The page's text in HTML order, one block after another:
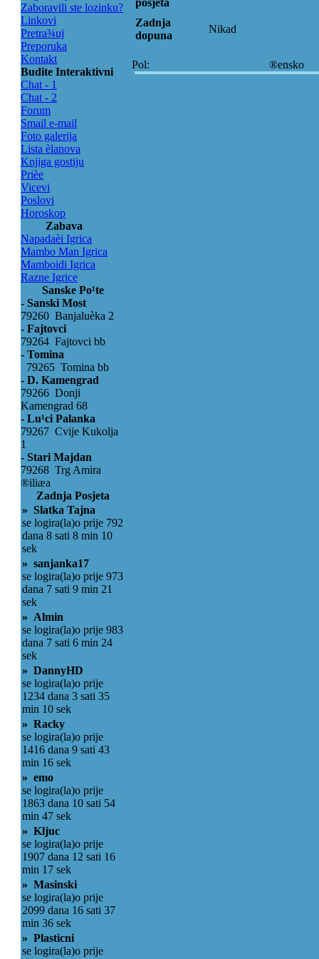
Zaboravili ste lozinku?
Linkovi
Pretra¾uj
Preporuka
Kontakt
Budite Interaktivni
Chat - 1
Chat - 2
Forum
Smail e-mail
Foto galerija
Lista èlanova
Knjiga gostiju
Prièe
Vicevi
Poslovi
Horoskop
Zabava
Napadaèi Igrica
Mambo Man Igrica
Mamboidi Igrica
Razne Igrice
Sanske Po¹te
- Sanski Most
79260 Banjaluèka 2
- Fajtovci
79264 Fajtovci bb
- Tomina
79265 Tomina bb
- D. Kamengrad
79266 Donji
Kamengrad 68
- Lu¹ci Palanka
79267 Cvije Kukolja
1
- Stari Majdan
79268 Trg Amira
®iliæa
Zadnja Posjeta
» Slatka Tajna
se logira(la)o prije 792
dana 8 sati 8 min 10
sek
» sanjanka17
se logira(la)o prije 973
dana 7 sati 9 min 21
sek
» Almin
se logira(la)o prije 983
dana 7 sati 6 min 24
sek
» DannyHD
se logira(la)o prije
1234 dana 3 sati 35
min 10 sek
» Racky
se logira(la)o prije
1416 dana 9 sati 43
min 16 sek
» emo
se logira(la)o prije
1863 dana 10 sati 54
min 47 sek
» Kljuc
se logira(la)o prije
1907 dana 12 sati 16
min 17 sek
» Masinski
se logira(la)o prije
2099 dana 16 sati 37
min 36 sek
» Plasticni
se logira(la)o prije
posjeta
Zadnja
dopuna
Nikad
Pol: ®ensko